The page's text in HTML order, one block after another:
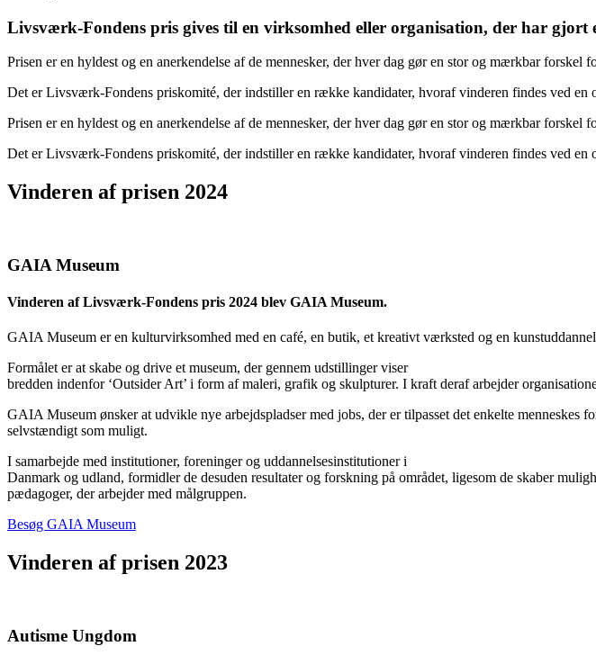
Livsværk-Fondens pris gives til en virksomhed eller organisation, der har
Prisen er en hyldest og en anerkendelse af de mennesker, der hver dag gør en stor og mærkbar
Det er Livsværk-Fondens priskomité, der indstiller en række kandidater, hvoraf vinderen findes ved en
Prisen er en hyldest og en anerkendelse af de mennesker, der hver dag gør en stor og mærkbar
Det er Livsværk-Fondens priskomité, der indstiller en række kandidater, hvoraf vinderen findes ved en
Vinderen af prisen 2024
GAIA Museum
Vinderen af Livsværk-Fondens pris 2024 blev GAIA Museum.
GAIA Museum er en kulturvirksomhed med en café, en butik, et kreativt værksted og en
Formålet er at skabe og drive et museum, der gennem udstillinger viser
bredden indenfor ‘Outsider Art’ i form af maleri, grafik og skulpturer. I kraft deraf arbejder
GAIA Museum ønsker at udvikle nye arbejdspladser med jobs, der er tilpasset det enkelte
selvstændigt som muligt.
I samarbejde med institutioner, foreninger og uddannelsesinstitutioner i
Danmark og udland, formidler de desuden resultater og forskning på området, ligesom de skaber
pædagoger, der arbejder med målgruppen.
Besøg GAIA Museum
Vinderen af prisen 2023
Autisme Ungdom